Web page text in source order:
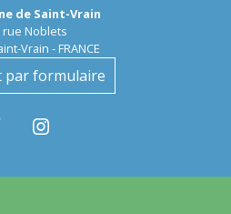
de Saint-Vrain
rue Noblets
Vrain - FRANCE
par formulaire